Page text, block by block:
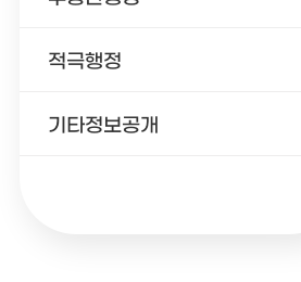
적극행정
기타정보공개